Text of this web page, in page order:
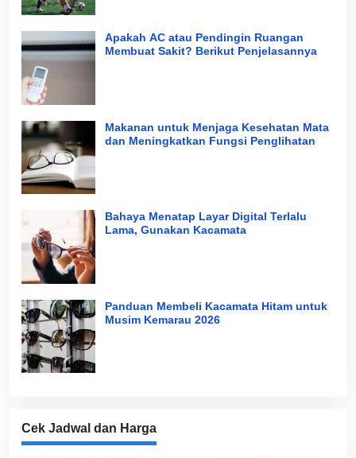
Apakah AC atau Pendingin Ruangan
Membuat Sakit? Berikut Penjelasannya
Makanan untuk Menjaga Kesehatan Mata
dan Meningkatkan Fungsi Penglihatan
Bahaya Menatap Layar Digital Terlalu
Lama, Gunakan Kacamata
Panduan Membeli Kacamata Hitam untuk
Musim Kemarau 2026
Cek Jadwal dan Harga